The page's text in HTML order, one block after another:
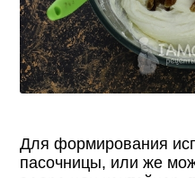
Для формирования
пасочницы, или же